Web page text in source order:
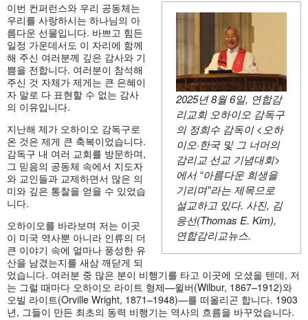
2025년 8월 6일, 연합감
리교회 오하이오 감독구
의 정희수 감독이 <오하
이오·한국 및 그 너머의
감리교 선교 기념대회>
에서 “아름다운 희생을
기리며”라는 제목으로
설교하고 있다. 사진, 김
응선(Thomas E. Kim),
연합감리교뉴스.
이번 컨퍼런스와 우리 공동체는
우리를 사랑하시는 하나님의 아
름다운 선물입니다. 바쁘고 힘든
일정 가운데서도 이 자리에 함께
해 주신 여러분께 깊은 감사와 기
쁨을 전합니다. 여러분이 참석해
주신 것 자체가 제게는 큰 은혜이
자 말로 다 표현할 수 없는 감사
의 이유입니다.
지난해 제가 오하이오 감독구로
온 것은 제게 큰 축복이었습니다.
감독구 내 여러 교회를 방문하며,
그 믿음의 공동체 속에서 지도자
와 교인들과 교제하면서 많은 의
미와 깊은 통찰을 얻을 수 있었습
니다.
오하이오를 바라보며 저는 이곳
이 미국 역사뿐 아니라 인류의 더
큰 이야기 속에 얼마나 풍성한 유
산을 남겼는지를 새삼 깨닫게 되
었습니다. 여러분 중 많은 분이 비행기를 타고 이곳에 오셨을 텐데, 저
는 그럴 때마다 오하이오 라이트 형제—윌버(Wilbur, 1867–1912)와
오빌 라이트(Orville Wright, 1871–1948)—를 떠올리곤 합니다. 1903
년, 그들이 만든 최초의 동력 비행기는 역사의 흐름을 바꾸었습니다.